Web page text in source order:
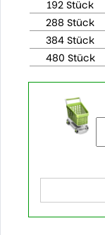
192 Stück
288 Stück
384 Stück
480 Stück